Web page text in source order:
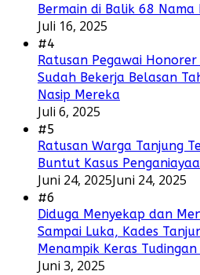
Bermain di Balik 68 Nama
Juli 16, 2025
#4
Ratusan Pegawai
Sudah Bekerja Belasan
Nasip Mereka
Juli 6, 2025
#5
Ratusan Warga Tanjung
Buntut Kasus
Juni 24, 2025Juni 24, 2025
#6
Diduga Menyekap dan
Sampai Luka, Kades
Menampik Keras
Juni 3, 2025